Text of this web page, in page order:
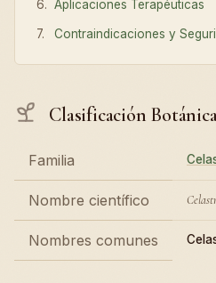
Aplicaciones Terapéuticas
Contraindicaciones y
Clasificación
Familia
Nombre científico
Nombres comunes